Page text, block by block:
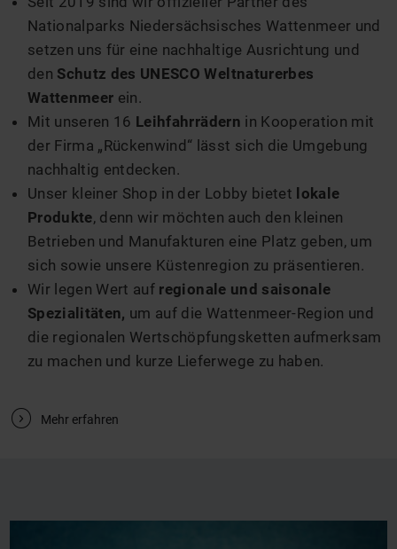
Nationalparks Niedersächsisches Wattenmeer und
setzen uns für eine nachhaltige Ausrichtung und
den Schutz des UNESCO Weltnaturerbes
Wattenmeer ein.
Mit unseren 16 Leihfahrrädern in Kooperation mit
der Firma „Rückenwind“ lässt sich die Umgebung
nachhaltig entdecken.
Unser kleiner Shop in der Lobby bietet lokale
Produkte, denn wir möchten auch den kleinen
Betrieben und Manufakturen eine Platz geben, um
sich sowie unsere Küstenregion zu präsentieren.
Wir legen Wert auf regionale und saisonale
Spezialitäten, um auf die Wattenmeer-Region und
die regionalen Wertschöpfungsketten aufmerksam
zu machen und kurze Lieferwege zu haben.
V Mehr erfahren